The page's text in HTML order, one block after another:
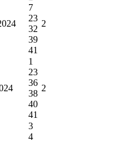
7
23
32
39
41
2
1
23
36
38
40
41
2
3
4